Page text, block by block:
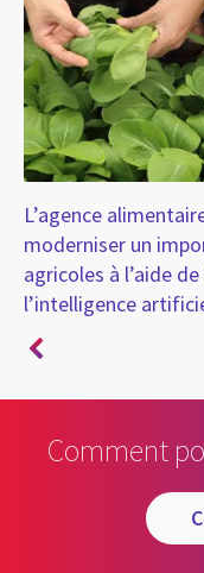
L’agence
moderniser un
agricoles à l’aide
l’intelligence
Comment